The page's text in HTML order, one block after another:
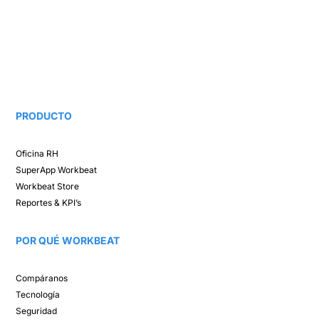
PRODUCTO
Oficina RH​
SuperAppWorkbeat
Workbeat Store​
Reportes & KPI’s​
POR QUÉ WORKBEAT​
Compáranos ​
Tecnología​
Seguridad